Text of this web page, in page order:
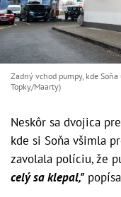
Zadný vchod pumpy, kde
Topky/Maarty)
Neskôr sa dvojica
kde si Soňa všimla
zavolala políciu, že
celý sa klepal,"